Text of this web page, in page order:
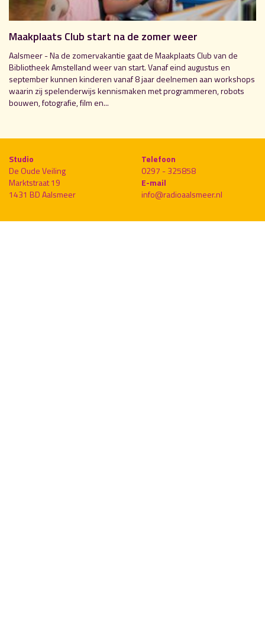
Maakplaats Club start na de zomer weer
Aalsmeer - Na de zomervakantie gaat de Maakplaats Club van de
Bibliotheek Amstelland weer van start. Vanaf eind augustus en
september kunnen kinderen vanaf 8 jaar deelnemen aan workshops
waarin zij spelenderwijs kennismaken met programmeren, robots
bouwen, fotografie, film en...
Studio
De Oude Veiling
Marktstraat 19
1431 BD Aalsmeer
Telefoon
0297 - 325858
E-mail
info@radioaalsmeer.nl